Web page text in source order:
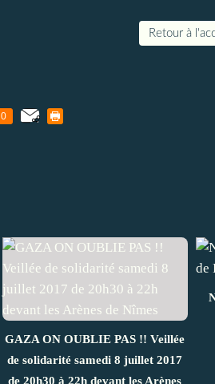
Retour à
0
GAZA ON OUBLIE PAS !! Veillée
de solidarité samedi 8 juillet 2017
de 20h30 à 22h devant les Arènes